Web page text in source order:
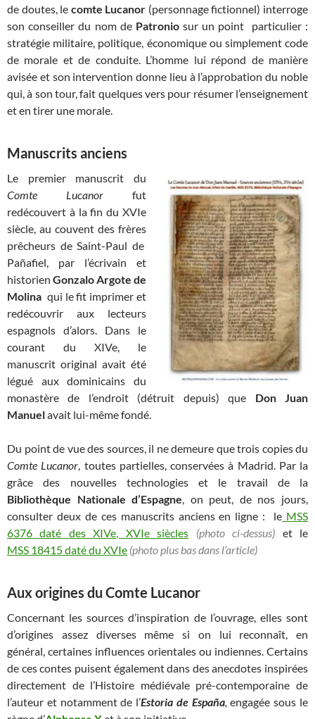
de doutes, le comte Lucanor (personnage fictionnel) interroge
son conseiller du nom de Patroniosur un point particulier :
stratégie militaire, politique, économique ou simplement code
de morale et de conduite. L’homme lui répond de manière
avisée et son intervention donne lieu à l’approbation du noble
qui, à son tour, fait quelques vers pour résumer l’enseignement
et en tirer une morale.
Manuscrits anciens
Le premier manuscrit du
Comte Lucanor fut
redécouvert à la fin du XVIe
siècle, au couvent des frères
prêcheurs de Saint-Paul de
Pañafiel, par l’écrivain et
historien Gonzalo Argote de
Molina qui le fit imprimer et
redécouvrir aux lecteurs
espagnols d’alors. Dans le
courant du XIVe, le
manuscrit original avait été
légué aux dominicains du
monastère de l’endroit (détruit depuis) que Don Juan
Manuelavait lui-même fondé.
Du point de vue des sources, il ne demeure que trois copies du
Comte Lucanor, toutes partielles, conservées à Madrid. Par la
grâce des nouvelles technologies et le travail de la
Bibliothèque Nationale d’Espagne, on peut, de nos jours,
consulter deux de ces manuscrits anciens en ligne : le MSS
6376 daté des XIVe, XVIe siècles
(photo ci-dessus) et le
MSS 18415 daté du XVIe (photo plus bas dans l’article)
Aux origines du Comte Lucanor
Concernant les sources d’inspiration de l’ouvrage, elles sont
d’origines assez diverses même si on lui reconnaît, en
général, certaines influences orientales ou indiennes. Certains
de ces contes puisent également dans des anecdotes inspirées
directement de l’Histoire médiévale pré-contemporaine de
l’auteur et notamment de l’Estoria de España, engagée sous le